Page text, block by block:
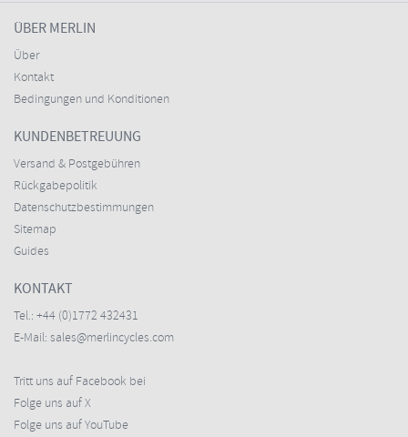
ÜBER MERLIN
Über
Kontakt
Bedingungen und Konditionen
KUNDENBETREUUNG
Versand & Postgebühren
Rückgabepolitik
Datenschutzbestimmungen
Sitemap
Guides
KONTAKT
Tel.: +44 (0)1772 432431
E-Mail: sales@merlincycles.com
Tritt uns auf Facebook bei
Folge uns auf X
Folge uns auf YouTube